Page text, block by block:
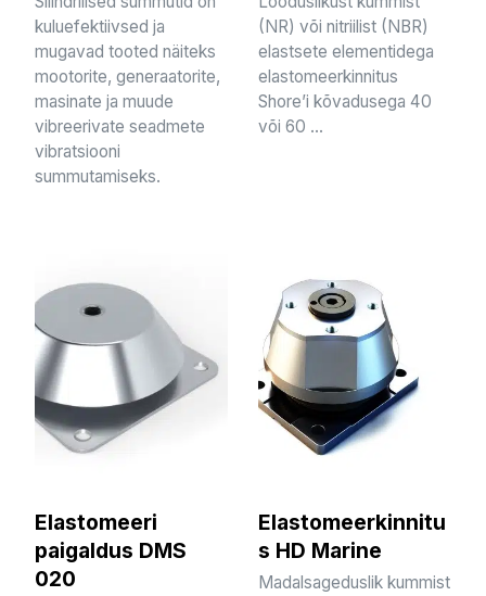
kuluefektiivsed ja
mugavad tooted näiteks
mootorite, generaatorite,
masinate ja muude
vibreerivate seadmete
vibratsiooni
summutamiseks.
(NR) või nitriilist (NBR)
elastsete elementidega
elastomeerkinnitus
Shore’i kõvadusega 40
või 60 ...
Elastomeeri
paigaldus DMS
020
Elastomeerkinnitu
s HD Marine
Madalsageduslik kummist